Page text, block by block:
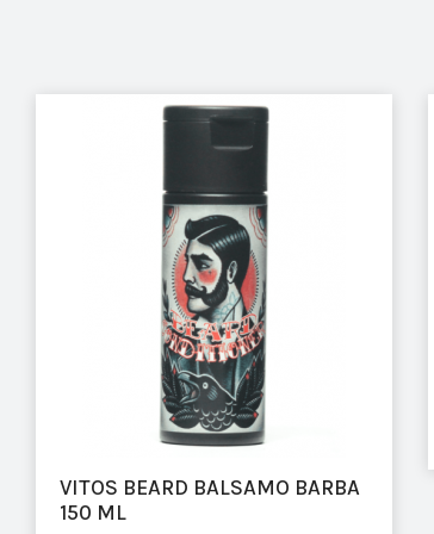
VITOS BEARD BALSAMO BARBA
150 ML